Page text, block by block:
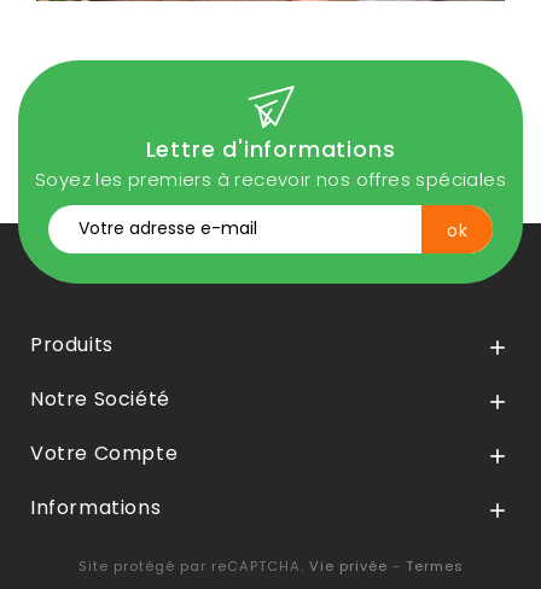
Lettre d'informations
Soyez les premiers à recevoir nos offres spéciales
Produits 
Notre Société 
Votre Compte 
Informations 
Site protégé par reCAPTCHA. Vie privée - Termes